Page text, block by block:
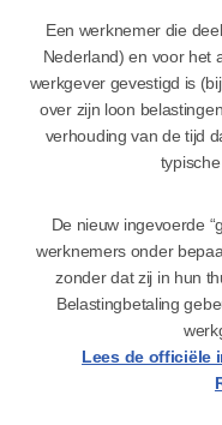
Een werknemer die
Nederland) en voor het
werkgever gevestigd is
over zijn loon
verhouding van de tijd
De nieuw ingevoerde
werknemers onder
zonder dat zij in hun
Belastingbetaling
Lees de officiële